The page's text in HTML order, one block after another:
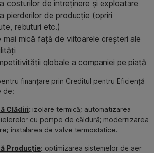
costurilor de întreținere și exploatare
pierderilor de producție (opriri
rebuturi etc.)
mai mică față de viitoarele creșteri ale
globale a companiei pe piață
finanțare prin Creditul pentru Eficiență
de:
Clădiri: izolare termică; automatizarea
cu pompe de căldură; modernizarea
instalarea de valve termostatice.
Producție: optimizarea sistemelor de aer